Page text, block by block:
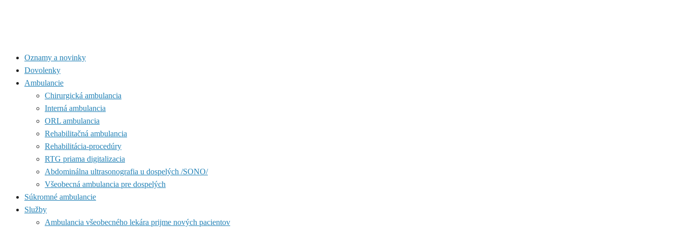
Oznamy a novinky
Dovolenky
Ambulancie
Chirurgická ambulancia
Interná ambulancia
ORL ambulancia
Rehabilitačná ambulancia
Rehabilitácia-procedúry
RTG priama digitalizacia
Abdominálna ultrasonografia u dospelých /SONO/
Všeobecná ambulancia pre dospelých
Súkromné ambulancie
Služby
Ambulancia všeobecného lekára prijme nových pacientov